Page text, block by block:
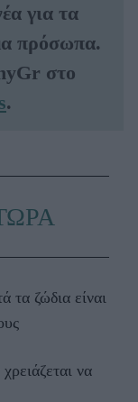
για τα
πρόσωπα.
στο
.
τα ζώδια είναι
να